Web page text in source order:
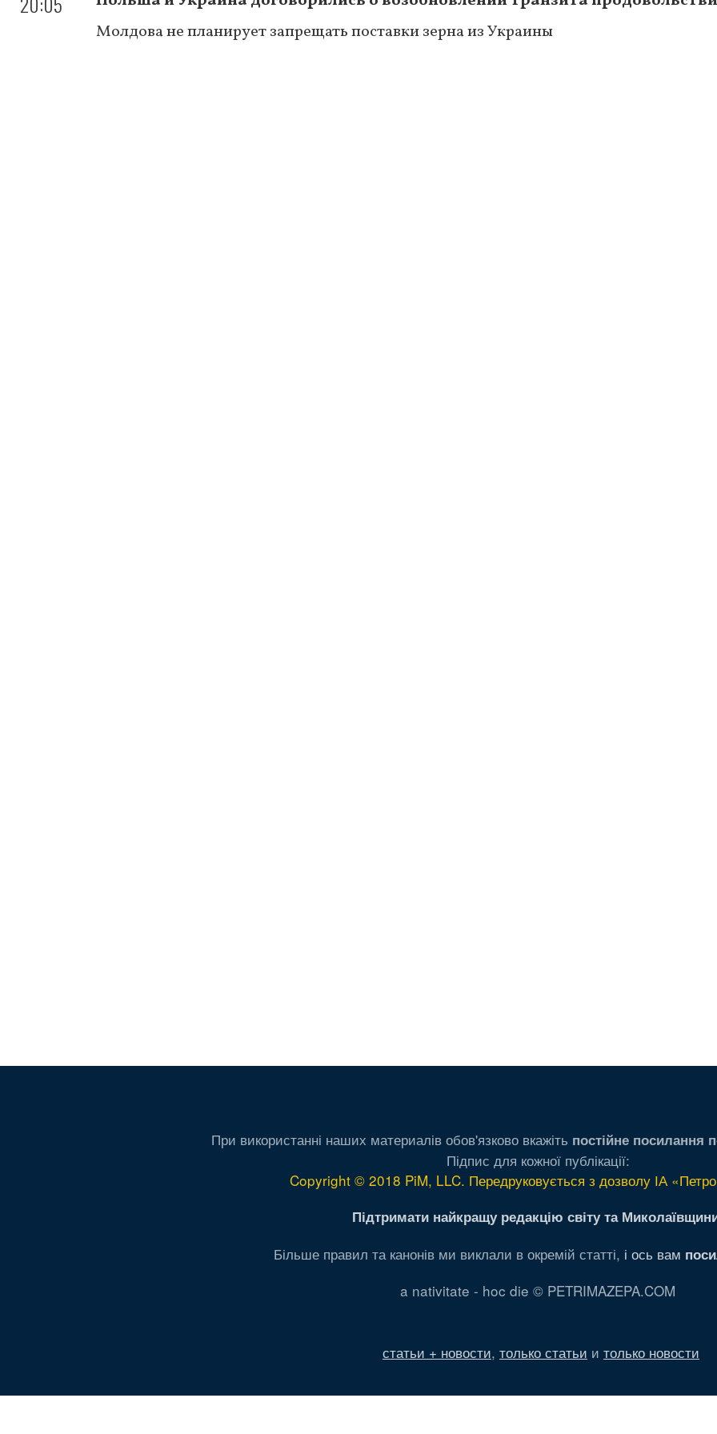
Молдова не планирует запрещать поставки зерна из Украины
При використанні наших материалів обов'язково вкажіть постійне посилання
Підпис для кожної публікації:
Copyright © 2018 PiM, LLC. Передруковується з дозволу ІА
Підтримати найкращу редакцію світу та
Більше правил та канонів ми виклали в окремій статті, і ось вам
a nativitate - hoc die © PETRIMAZEPA.COM
статьи + новости, только статьи и только новости